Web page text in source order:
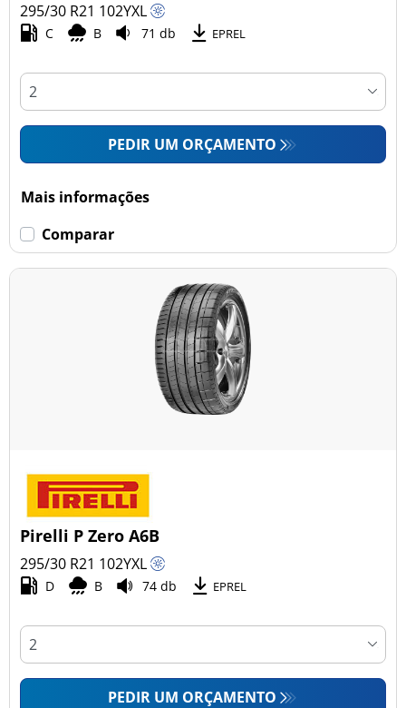
295/30 R21 102YXL
C B 71 db EPREL
PEDIR UM ORÇAMENTO
Mais informações
Comparar
Pirelli P Zero A6B
295/30 R21 102YXL
D B 74 db EPREL
PEDIR UM ORÇAMENTO